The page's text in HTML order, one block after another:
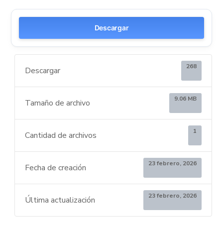
Descargar
Descargar 268
Tamaño de archivo 9.06 MB
Cantidad de archivos 1
Fecha de creación 23 febrero, 2026
Última actualización 23 febrero, 2026